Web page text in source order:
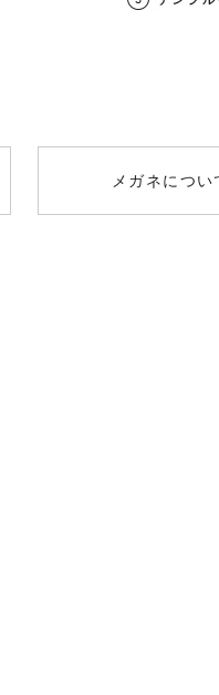
常用）の日本人の平均値
メガネについ